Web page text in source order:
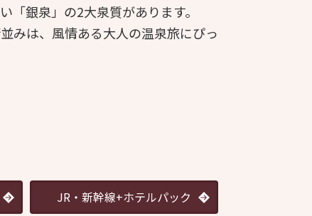
「銀泉」の2大泉質があります。
みは、風情ある大人の温泉旅にぴっ
JR・新幹線+ホテルパック